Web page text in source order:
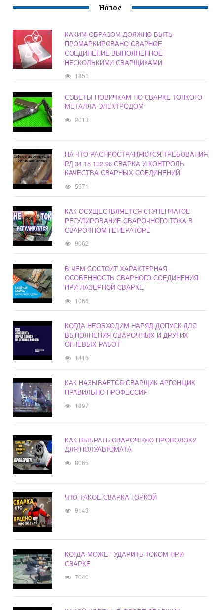
Новое
КАКИМ ОБРАЗОМ ДОЛЖНО БЫТЬ
ПРОМАРКИРОВАНО СВАРНОЕ
СОЕДИНЕНИЕ ВЫПОЛНЕННОЕ
НЕСКОЛЬКИМИ СВАРЩИКАМИ
1851
СОВЕТЫ НОВИЧКАМ ПО СВАРКЕ ТОНКОГО
МЕТАЛЛА ЭЛЕКТРОДОМ
2013
НА ЧТО РАСПРОСТРАНЯЮТСЯ ТРЕБОВАНИЯ
РД 34 15 132 96 СВАРКА И КОНТРОЛЬ
КАЧЕСТВА СВАРНЫХ СОЕДИНЕНИЙ
5971
КАК ОСУЩЕСТВЛЯЕТСЯ СТУПЕНЧАТОЕ
РЕГУЛИРОВАНИЕ СВАРОЧНОГО ТОКА В
СВАРОЧНОМ ГЕНЕРАТОРЕ
9062
В ЧЕМ СОСТОИТ ХАРАКТЕРНАЯ
ОСОБЕННОСТЬ СВАРНОГО СОЕДИНЕНИЯ
ПРИ ЛАЗЕРНОЙ СВАРКЕ
1066
КОГДА НЕОБХОДИМ НАРЯД ДОПУСК ДЛЯ
ВЫПОЛНЕНИЯ СВАРОЧНЫХ И ДРУГИХ
ОГНЕВЫХ РАБОТ
1416
КАК НАЗЫВАЕТСЯ СВАРЩИК АРГОНЩИК
ПРАВИЛЬНО ПРОФЕССИЯ
1897
КАК ВЫБРАТЬ СВАРОЧНУЮ ПРОВОЛОКУ
ДЛЯ ПОЛУАВТОМАТА
8065
ЧТО ТАКОЕ СВАРКА ГОРКОЙ
9143
КОГДА МОЖЕТ УДАРИТЬ ТОКОМ ПРИ
СВАРКЕ
7040